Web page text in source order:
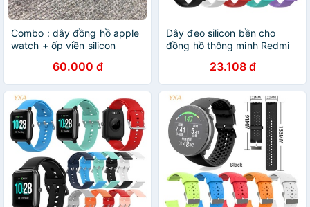
Combo : dây đồng hồ apple
watch + ốp viền silicon
60.000 đ
Dây đeo silicon bền cho
đồng hồ thông minh Redmi
23.108 đ